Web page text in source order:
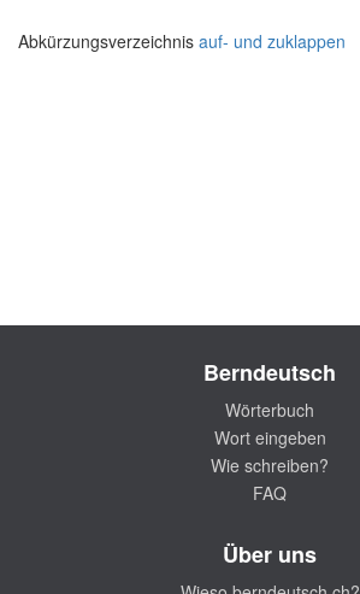
Abkürzungsverzeichnis auf- und zuklappen
Berndeutsch
Wörterbuch
Wort eingeben
Wie schreiben?
FAQ
Über uns